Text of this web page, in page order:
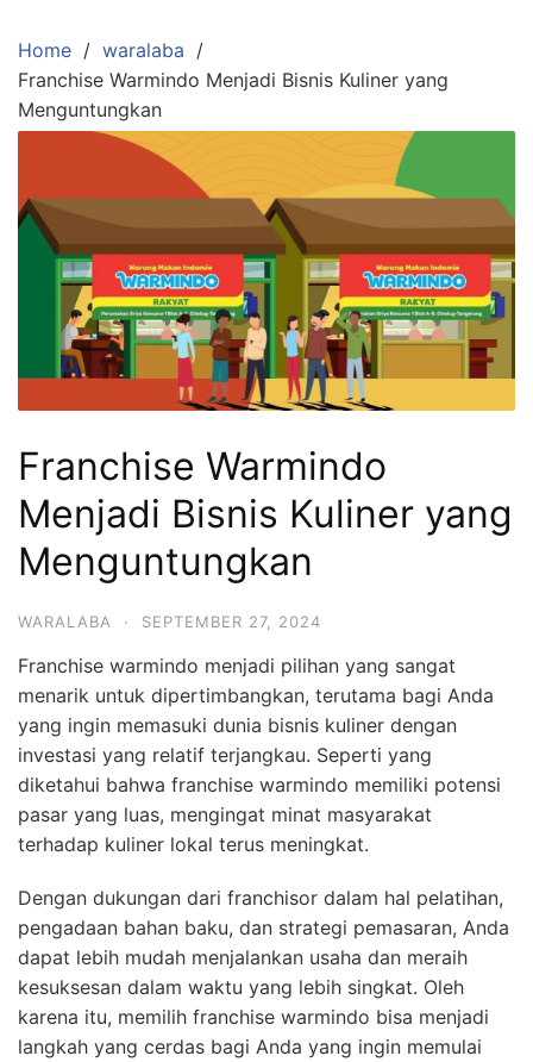
content
Home
waralaba
Franchise Warmindo Menjadi Bisnis Kuliner yang
Menguntungkan
Franchise Warmindo
Menjadi Bisnis Kuliner yang
Menguntungkan
WARALABA · SEPTEMBER 27, 2024
Franchise warmindo menjadi pilihan yang sangat
menarik untuk dipertimbangkan, terutama bagi Anda
yang ingin memasuki dunia bisnis kuliner dengan
investasi yang relatif terjangkau. Seperti yang
diketahui bahwa franchise warmindo memiliki potensi
pasar yang luas, mengingat minat masyarakat
terhadap kuliner lokal terus meningkat.
Dengan dukungan dari franchisor dalam hal pelatihan,
pengadaan bahan baku, dan strategi pemasaran, Anda
dapat lebih mudah menjalankan usaha dan meraih
kesuksesan dalam waktu yang lebih singkat. Oleh
karena itu, memilih franchise warmindo bisa menjadi
langkah yang cerdas bagi Anda yang ingin memulai